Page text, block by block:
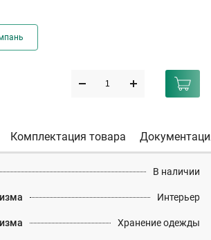
Комплектация товара
В наличии
Интерьер
Хранение одежды